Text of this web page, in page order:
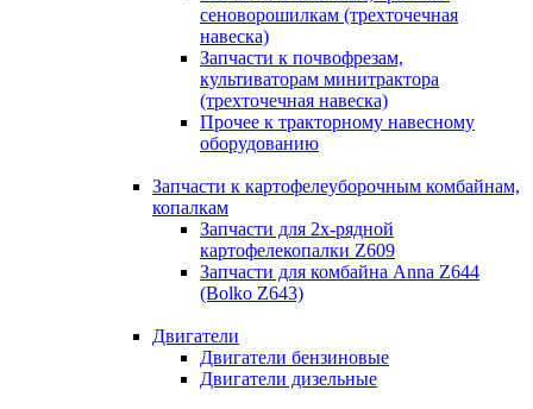
сеноворошилкам (трехточечная
навеска)
Запчасти к почвофрезам,
культиваторам минитрактора
(трехточечная навеска)
Прочее к тракторному навесному
оборудованию
Запчасти к картофелеуборочным комбайнам,
копалкам
Запчасти для 2х-рядной
картофелекопалки Z609
Запчасти для комбайна Anna Z644
(Bolko Z643)
Двигатели
Двигатели бензиновые
Двигатели дизельные